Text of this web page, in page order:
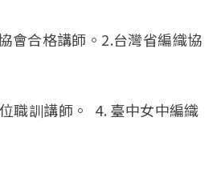
會合格講師。2.台灣省編織協
職訓講師。 4. 臺中女中編織